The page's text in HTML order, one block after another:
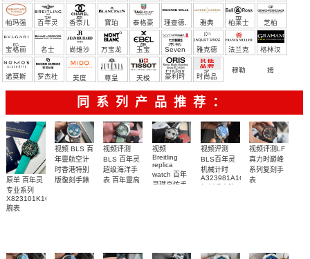
宝）
頓 麗 蒂
帕玛强
尼
百年灵 香奈儿 寶珀 泰格豪
雅
理查德.
米勒
雅典 柏莱士 芝柏
宝格丽 名士 尚维沙 万宝龙 玉宝 Seven
Friday
雅克德
罗
法兰克
穆勒
格林汉
姆
诺莫斯
罗杰杜 美度 尊皇 天梭 豪利时 时尚品
牌/原单
同系列产品推荐：
原单 百年灵
专业系列
X823101K1C1S1
腕表
视频 BLS 百
年靈航空计
时香港特别
版復刻手錶
视频评测
BLS 百年灵
超级海洋手
表 百年靈高
视频
Breitling
replica
watch 百年
灵璞高仿手
视频评测
BLS百年灵
机械计时
A323981A1C1A1
视频评测LF
真力时巅峰
系列复刻手
表